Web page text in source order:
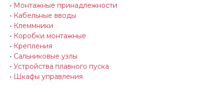
• Монтажные принадлежности
• Кабельные вводы
• Клеммники
• Коробки монтажные
• Крепления
• Сальниковые узлы
• Устройства плавного пуска
• Шкафы управления